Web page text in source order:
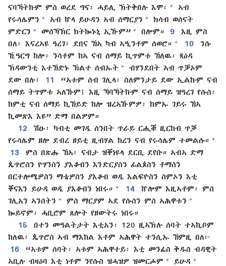
ናባኻትኩም ምስ ወረደ ግና፡ ሓይሊ ኽትቅበሉ እሞ፡
+
ኣብ
የሩሳሌምን + ኣብ ኵላ ይሁዳን ኣብ ሰማርያን +
ክሳብ ወሰናት
ምድርን + መሰኻኽር ክትኰኑኒ ኢኹም” + በሎም። 9
እዚ ምስ
በለ፡ እናረኣዩ ዓረገ፣ ደበና ኸኣ ካብ ኣዒንቶም ሰወሮ። + 10
ንሱ
ኺዓርግ ከሎ፡ ንሳቶም ከኣ ናብ ሰማይ ኪጥምቱ ኸለዉ፡ ጻዕዳ
ኽዳውንቲ እተኸድኑ ኽልተ ሰብኡት +
ብሃንደበት ኣብ ጥቓኦም
ደው በሉ፣
11
“ኣቱም ሰብ ገሊላ፡ ስለምንታይ ደው ኢልኩም ናብ
ሰማይ ትጥምቱ ኣለኹም፧ እዚ ኻባኻትኩም ናብ ሰማይ ዝዓረገ የሱስ፡
ከምቲ ናብ ሰማይ ኪኸይድ ከሎ ዝረኣኹምዎ፡ ከምኡ ገይሩ ኸኣ
ኪመጽእ እዩ” ድማ በልዎም።
12
ሽዑ፡ ካብቲ መገዲ ሰንበት ጥራይ ርሒቑ ዚርከብ ጥቓ
የሩሳሌም ዘሎ ደብረ ዘይቲ ዚብሃል ከረን ናብ የሩሳሌም ተመልሱ። +
13
ምስ በጽሑ ኸኣ፡ ናብታ ዝቐነዩላ ደርቢ ደየቡ። ኣብኣ ድማ
ጴጥሮስን ዮሃንስን ያእቆብን እንድርያስን ፊልጶስን ቶማስን
በርተሎሜዎስን ማቴዎስን ያእቆብ ወዲ እልፍዮስን ስምኦን እቲ
ቐናእን ይሁዳ ወዲ ያእቆብን ነበሩ። + 14
ኵሎም እዚኣቶም፡ ምስ
ገሊአን ኣንስትን + ምስ ማርያም ኣደ የሱስን ምስ ኣሕዋቱን +
ኰይኖም፡ ሓቢሮም ጸሎት የዘውትሩ ነበሩ።
15
በተን መዓልትታት እቲአን፡ 120 ዚኣኽሉ ሰባት ተኣኪቦም
ከለዉ፡ ጴጥሮስ ኣብ ማእከል እቶም ኣሕዋት ተንሲኡ ኸምዚ በለ፦
16
“ኣቱም ሰባት፡ ኣቱም ኣሕዋተይ፡ እቲ መንፈስ ቅዱስ ብዳዊት
ኣቢሉ ብዛዕባ እቲ ነቶም ንየሱስ ዝሓዝዎ ዝመርሖም + ይሁዳ +